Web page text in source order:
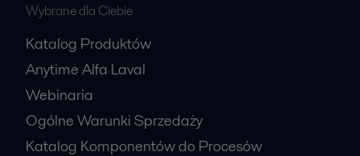
Wybrane dla Ciebie
Katalog Produktów
Anytime Alfa Laval
Webinaria
Ogólne Warunki Sprzedaży
Katalog Komponentów do Procesów